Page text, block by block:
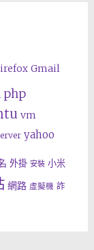
Gmail
php
vm
yahoo
外掛 安裝 小米
網路 虛擬機 詐